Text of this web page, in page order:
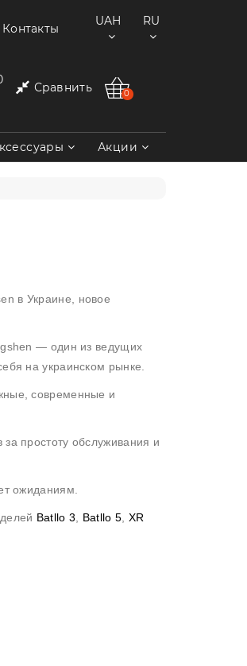
Контакты
UAH RU
Сравнить 0
Акции
в Украине, новое
— один из ведущих
на украинском рынке.
современные и
простоту обслуживания и
ожиданиям.
Batllo 3 Batllo 5 XR